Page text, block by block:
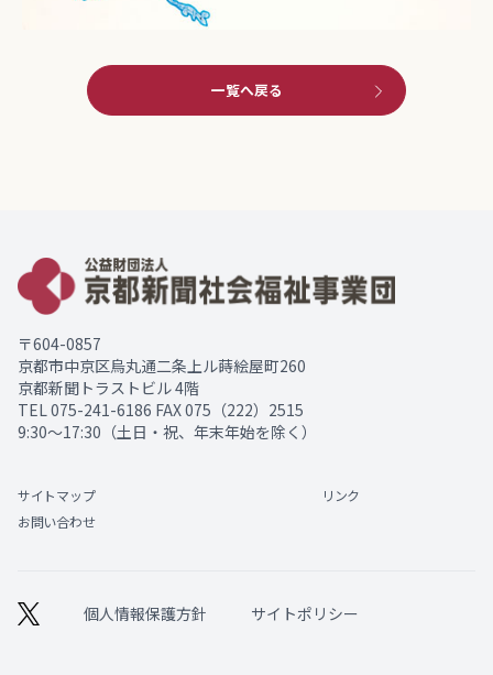
一覧へ戻る
〒604-0857
京都市中京区烏丸通二条上ル蒔絵屋町260
京都新聞トラストビル 4階
TEL075-241-6186 FAX 075（222）2515
9:30～17:30（土日・祝、年末年始を除く）
サイトマップ
リンク
お問い合わせ
個人情報保護方針 サイトポリシー